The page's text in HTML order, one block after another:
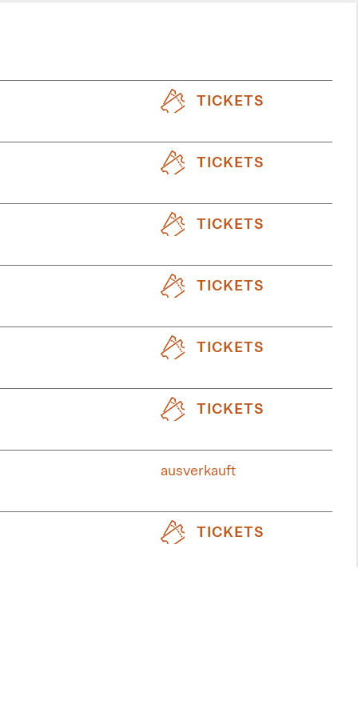
TICKETS
TICKETS
TICKETS
TICKETS
TICKETS
TICKETS
ausverkauft
TICKETS